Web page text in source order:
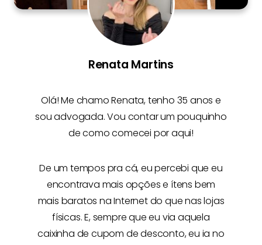
Renata Martins
Olá! Me chamoRenata, tenho 35 anos e
sou advogada. Vou contar um pouquinho
de como comecei por aqui!
De um tempos pra cá, eu percebi que eu
encontrava mais opções e ítens bem
mais baratos na Internetdo que nas lojas
físicas. E, sempre que eu via aquela
caixinha de cupom de desconto, eu ia no